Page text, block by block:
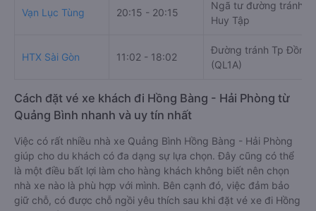
Vạn Lục Tùng 20:15 - 20:15
Ngã tư đường tránh -
Huy Tập
HTX Sài Gòn 11:02 - 18:02
Đường tránh Tp Đồng
(QL1A)
Cách đặt vé xe khách đi Hồng Bàng - Hải Phòng từ
Quảng Bình nhanh và uy tín nhất
Việc có rất nhiều nhà xe Quảng Bình Hồng Bàng - Hải Phòng
giúp cho du khách có đa dạng sự lựa chọn. Đây cũng có thể
là một điều bất lợi làm cho hàng khách không biết nên chọn
nhà xe nào là phù hợp với mình. Bên cạnh đó, việc đảm bảo
giữ chỗ, có được chỗ ngồi yêu thích sau khi đặt vé xe đi Hồng